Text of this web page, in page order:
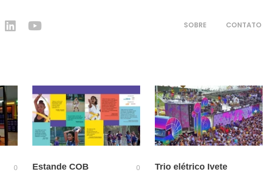
SOBRE CONTATO
0
Estande COB
0
Trio elétrico Ivete